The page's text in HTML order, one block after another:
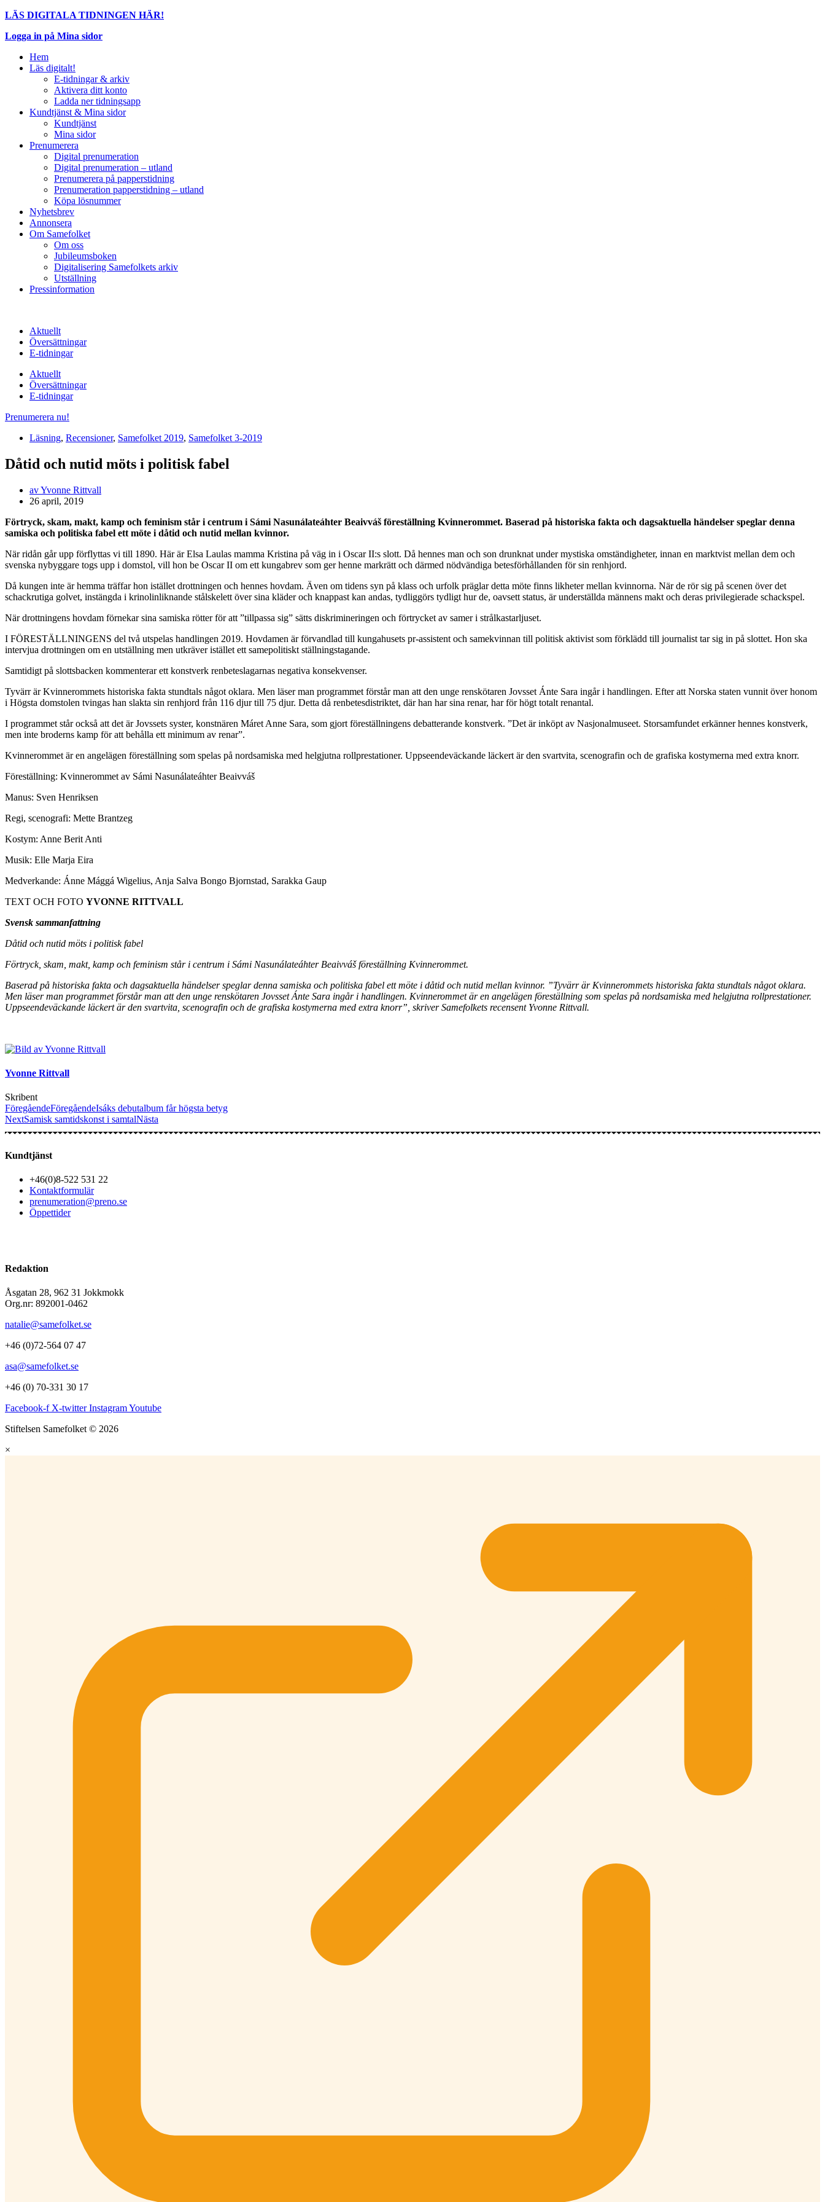
LÄS DIGITALA TIDNINGEN HÄR!
Logga in på Mina sidor
Hem
Läs digitalt!
E-tidningar & arkiv
Aktivera ditt konto
Ladda ner tidningsapp
Kundtjänst & Mina sidor
Kundtjänst
Mina sidor
Prenumerera
Digital prenumeration
Digital prenumeration – utland
Prenumerera på papperstidning
Prenumeration papperstidning – utland
Köpa lösnummer
Nyhetsbrev
Annonsera
Om Samefolket
Om oss
Jubileumsboken
Digitalisering Samefolkets arkiv
Utställning
Pressinformation
Aktuellt
Översättningar
E-tidningar
Aktuellt
Översättningar
E-tidningar
Prenumerera nu!
Läsning, Recensioner, Samefolket 2019, Samefolket 3-2019
Dåtid och nutid möts i politisk fabel
avYvonne Rittvall
26 april, 2019
Förtryck, skam, makt, kamp och feminism står i centrum i Sámi Nasunálateáhter Beaivváš föreställning Kvinnerommet. Baserad på historiska fakta och dagsaktuella händelser speglar denna
samiska och politiska fabel ett möte i dåtid och nutid mellan kvinnor.
När ridån går upp förflyttas vi till 1890. Här är Elsa Laulas mamma Kristina på väg in i Oscar II:s slott. Då hennes man och son drunknat under mystiska omständigheter, innan en marktvist mellan dem och
svenska nybyggare togs upp i domstol, vill hon be Oscar II om ett kungabrev som ger henne markrätt och därmed nödvändiga betesförhållanden för sin renhjord.
Då kungen inte är hemma träffar hon istället drottningen och hennes hovdam. Även om tidens syn på klass och urfolk präglar detta möte finns likheter mellan kvinnorna. När de rör sig på scenen över det
schackrutiga golvet, instängda i krinolinliknande stålskelett över sina kläder och knappast kan andas, tydliggörs tydligt hur de, oavsett status, är underställda männens makt och deras privilegierade schackspel.
När drottningens hovdam förnekar sina samiska rötter för att ”tillpassa sig” sätts diskrimineringen och förtrycket av samer i strålkastarljuset.
I FÖRESTÄLLNINGENS del två utspelas handlingen 2019. Hovdamen är förvandlad till kungahusets pr-assistent och samekvinnan till politisk aktivist som förklädd till journalist tar sig in på slottet. Hon ska
intervjua drottningen om en utställning men utkräver istället ett samepolitiskt ställningstagande.
Samtidigt på slottsbacken kommenterar ett konstverk renbeteslagarnas negativa konsekvenser.
Tyvärr är Kvinnerommets historiska fakta stundtals något oklara. Men läser man programmet förstår man att den unge renskötaren Jovsset Ánte Sara ingår i handlingen. Efter att Norska staten vunnit över honom
i Högsta domstolen tvingas han slakta sin renhjord från 116 djur till 75 djur. Detta då renbetesdistriktet, där han har sina renar, har för högt totalt renantal.
I programmet står också att det är Jovssets syster, konstnären Máret Anne Sara, som gjort föreställningens debatterande konstverk. ”Det är inköpt av Nasjonalmuseet. Storsamfundet erkänner hennes konstverk,
men inte broderns kamp för att behålla ett minimum av renar”.
Kvinnerommet är en angelägen föreställning som spelas på nordsamiska med helgjutna rollprestationer. Uppseendeväckande läckert är den svartvita, scenografin och de grafiska kostymerna med extra knorr.
Föreställning: Kvinnerommet av Sámi Nasunálateáhter Beaivváš
Manus: Sven Henriksen
Regi, scenografi: Mette Brantzeg
Kostym: Anne Berit Anti
Musik: Elle Marja Eira
Medverkande: Ánne Mággá Wigelius, Anja Salva Bongo Bjornstad, Sarakka Gaup
TEXT OCH FOTO YVONNE RITTVALL
Svensk sammanfattning
Dåtid och nutid möts i politisk fabel
Förtryck, skam, makt, kamp och feminism står i centrum i Sámi Nasunálateáhter Beaivváš föreställning Kvinnerommet.
Baserad på historiska fakta och dagsaktuella händelser speglar denna samiska och politiska fabel ett möte i dåtid och nutid mellan kvinnor. ”Tyvärr är Kvinnerommets historiska fakta stundtals något oklara.
Men läser man programmet förstår man att den unge renskötaren Jovsset Ánte Sara ingår i handlingen. Kvinnerommet är en angelägen föreställning som spelas på nordsamiska med helgjutna rollprestationer.
Uppseendeväckande läckert är den svartvita, scenografin och de grafiska kostymerna med extra knorr”, skriver Samefolkets recensent Yvonne Rittvall.
Yvonne Rittvall
Skribent
FöregåendeFöregåendeIsáks debutalbum får högsta betyg
NextSamisk samtidskonst i samtalNästa
Kundtjänst
+46(0)8-522 531 22
Kontaktformulär
prenumeration@preno.se
Öppettider
Redaktion
Åsgatan 28, 962 31 Jokkmokk
Org.nr: 892001-0462
natalie@samefolket.se
+46 (0)72-564 07 47
asa@samefolket.se
+46 (0) 70-331 30 17
Facebook-f X-twitter InstagramYoutube
Stiftelsen Samefolket © 2026
×